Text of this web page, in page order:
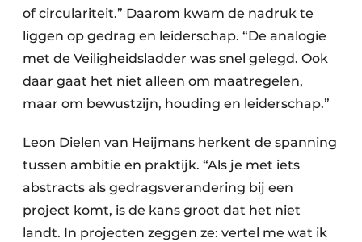
of circulariteit.” Daarom kwam de nadruk te
liggen op gedrag en leiderschap. “De analogie
met de Veiligheidsladder was snel gelegd. Ook
daar gaat het niet alleen om maatregelen,
maar om bewustzijn, houding en leiderschap.”
Leon Dielen van Heijmans herkent de spanning
tussen ambitie en praktijk. “Als je met iets
abstracts als gedragsverandering bij een
project komt, is de kans groot dat het niet
landt. In projecten zeggen ze: vertel me wat ik